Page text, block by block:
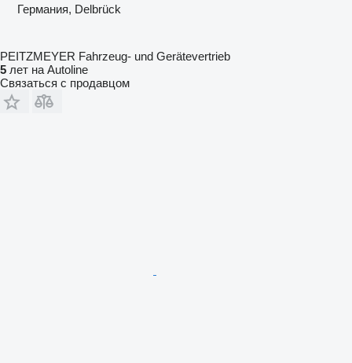
Германия, Delbrück
PEITZMEYER Fahrzeug- und Gerätevertrieb
5 лет на Autoline
Связаться с продавцом